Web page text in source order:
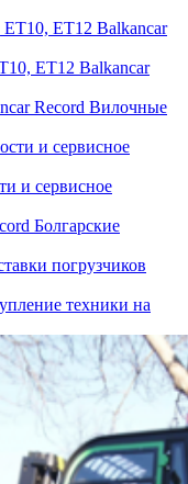
ET12 Balkancar
Вилочные
и сервисное
Болгарские
погрузчиков
техники на